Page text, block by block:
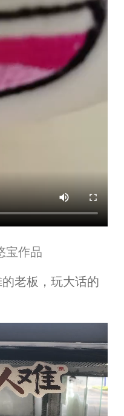
宝作品
老板，玩大话的